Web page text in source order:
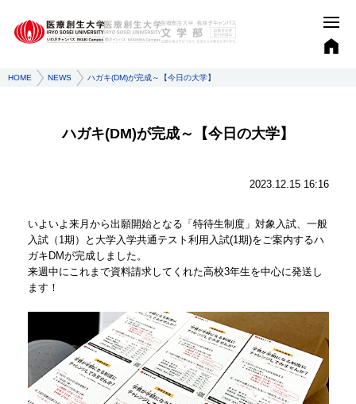
HOME NEWS ハガキ(DM)が完成～【今日の大学】
ハガキ(DM)が完成～【今日の大学】
2023.12.15 16:16
いよいよ来月から出願開始となる「特待生制度」対象入試、一般
入試（1期）と大学入学共通テスト利用入試(1期)をご案内するハ
ガキDMが完成しました。
来週中にこれまで資料請求してくれた高校3年生を中心に発送し
ます！